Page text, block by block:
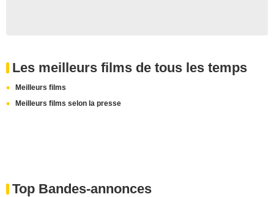
Les meilleurs films de tous les temps
Meilleurs films
Meilleurs films selon la presse
Top Bandes-annonces